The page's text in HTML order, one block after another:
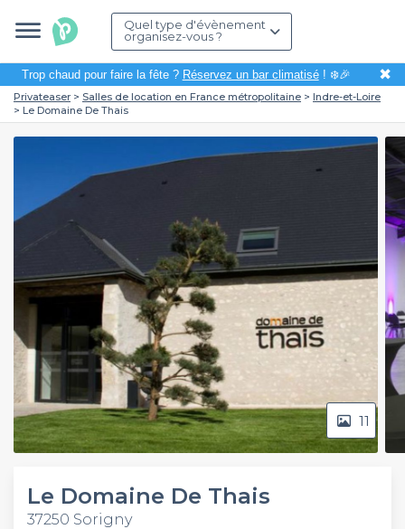
Quel type d'évènement
organisez-vous ?
Trop chaud pour faire la fête ? Réservez un bar climatisé! ❄️🎉 ✖
Privateaser Salles de location en France métropolitaine
Indre-et-Loire
Le Domaine De Thais
11
Le Domaine De Thais
37250 Sorigny